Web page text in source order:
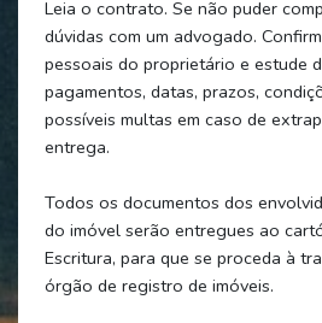
Leia o contrato. Se não puder
dúvidas com um advogado.
pessoais do proprietário e estude
pagamentos, datas, prazos,
possíveis multas em caso de
entrega.
Todos os documentos dos
do imóvel serão entregues ao
Escritura, para que se proceda à
órgão de registro de imóveis.